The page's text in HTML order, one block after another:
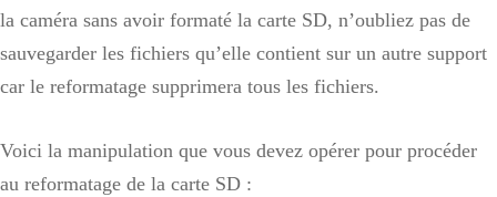
la caméra sans avoir formaté la carte SD, n’oubliez pas de
sauvegarder les fichiers qu’elle contient sur un autre support
car le reformatage supprimera tous les fichiers.
Voici la manipulation que vous devez opérer pour procéder
au reformatage de la carte SD :